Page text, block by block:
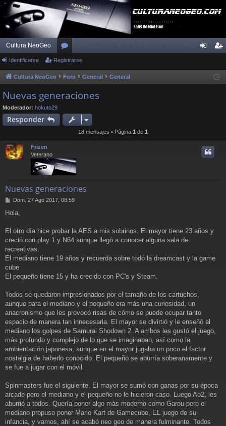
Cultura NeoGeo
or
os ist
Identificarse Registrarse
Cultura NeoGeo Foro General General
Nuevas generaciones
Moderador: hokuto29
Responder
18 mensajes • Página 1 de 1
Frizen
Veterano
Nuevas generaciones
M
n
a
Dom, 27 Ago 2017, 08:59
Hola,
El otro día hice probar la AES a mis sobrinos. El mayor tiene 23 años y
creció con play 1 y N64 aunque llegó a conocer alguna sala de
recreativas.
El mediano tiene 19 años y recuerda sobre todo la dreamcast y la game
cube
El pequeño tiene 15 y ha crecido con PC's y Steam.
Todos se quedaron impresionados por el tamaño de los cartuchos,
aunque para el mediano y el pequeño era más una curiosidad, un
anacronismo que les provocó risas de cómo se puede ocupar tanto
espacio de manera tan innecesaria. El mayor se divirtió y le enseñó al
mediano los golpes de Samurai Shodown 2. A ambos les gustó el juego,
más profundo y complejo de lo que se imaginaban, así como la
ambientación japonesa, aunque en el mayor jugaba un poco el factor
nostalgia de haberlo conocido. El pequeño se aburría soberanamente y
se fue a jugar con el móvil.
Spinmasters fue el siguiente. El mayor se sumó con ganas por su época
arcade pero el mediano y el pequeño no le hicieron caso. Luego Ao2, les
aburrió a todos. Quería poner algo más moderno como Garou pero el
mediano propuso poner Mario Kart de Gamecube, EL juego de su
infancia, y vamos, ahí se acabó neo geo de manera fulminante. Todos